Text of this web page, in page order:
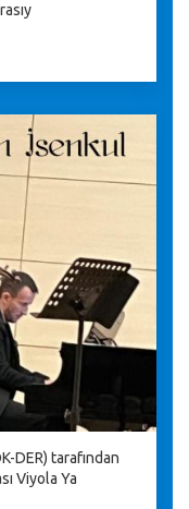
DER) tarafından
Viyola Ya